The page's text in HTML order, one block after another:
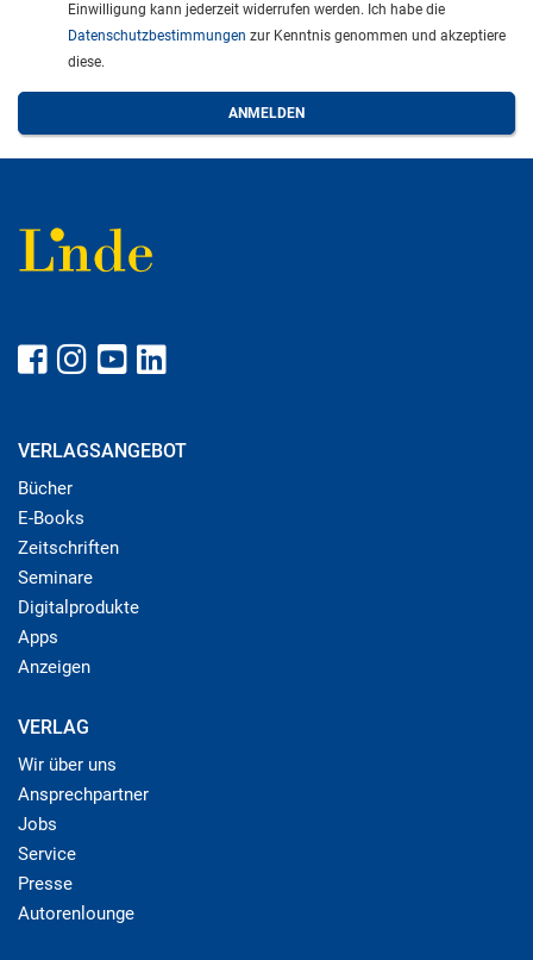
Einwilligung kann jederzeit widerrufen werden. Ich habe die
Datenschutzbestimmungen zur Kenntnis genommen und akzeptiere
diese.
VERLAGSANGEBOT
Bücher
E-Books
Zeitschriften
Seminare
Digitalprodukte
Apps
Anzeigen
VERLAG
Wir über uns
Ansprechpartner
Jobs
Service
Presse
Autorenlounge